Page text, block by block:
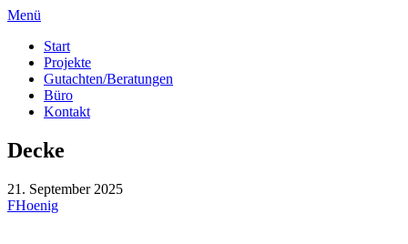
Menü
Start
Projekte
Gutachten/Beratungen
Büro
Kontakt
Decke
21. September 2025
FHoenig